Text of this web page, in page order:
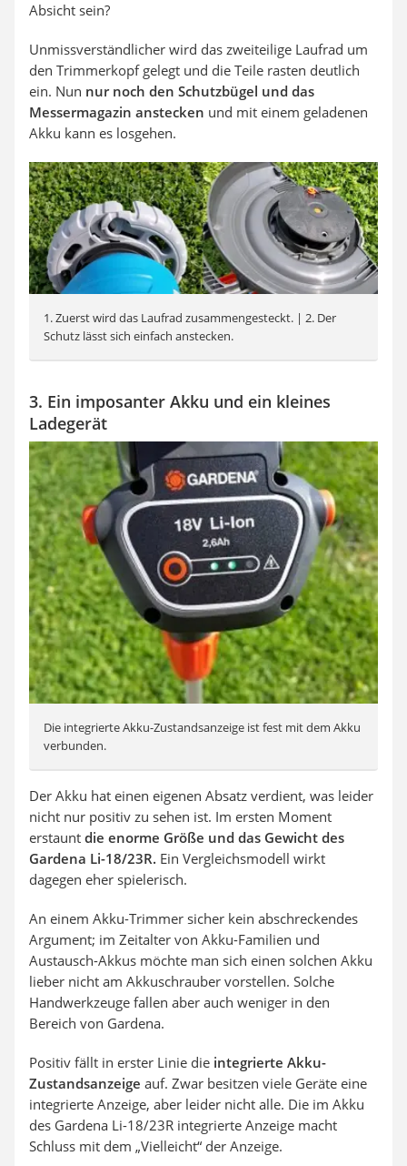
Absicht sein?
Unmissverständlicher wird das zweiteilige Laufrad um
den Trimmerkopf gelegt und die Teile rasten deutlich
ein. Nun nur noch den Schutzbügel und das
Messermagazin anstecken und mit einem geladenen
Akku kann es losgehen.
1. Zuerst wird das Laufrad zusammengesteckt. | 2. Der
Schutz lässt sich einfach anstecken.
3. Ein imposanter Akku und ein kleines
Ladegerät
Die integrierte Akku-Zustandsanzeige ist fest mit dem Akku
verbunden.
Der Akku hat einen eigenen Absatz verdient, was leider
nicht nur positiv zu sehen ist. Im ersten Moment
erstaunt die enorme Größe und das Gewicht des
Gardena Li-18/23R. Ein Vergleichsmodell wirkt
dagegen eher spielerisch.
An einem Akku-Trimmer sicher kein abschreckendes
Argument; im Zeitalter von Akku-Familien und
Austausch-Akkus möchte man sich einen solchen Akku
lieber nicht am Akkuschrauber vorstellen. Solche
Handwerkzeuge fallen aber auch weniger in den
Bereich von Gardena.
Positiv fällt in erster Linie die integrierte Akku-
Zustandsanzeige auf. Zwar besitzen viele Geräte eine
integrierte Anzeige, aber leider nicht alle. Die im Akku
des Gardena Li-18/23R integrierte Anzeige macht
Schluss mit dem „Vielleicht“ der Anzeige.